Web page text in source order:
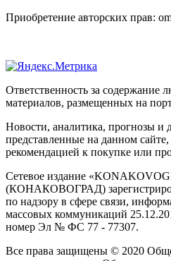
Приобретение авторских прав:
Ответственность за содержание
материалов, размещенных на
Новости, аналитика, прогнозы и
представленные на данном
рекомендацией к покупке или
Сетевое издание
(КОНАКОВОГРАД)
по надзору в сфере связи,
массовых коммуникаций
номер Эл № ФС 77 - 77307.
Все права защищены © 2020